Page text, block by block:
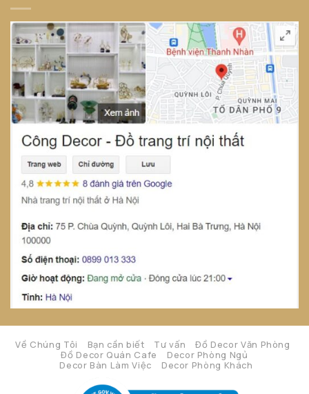
Về Chúng Tôi Bạn cần biết Tư vấn
Đồ Decor Văn Phòng
Đồ Decor Quán Cafe
Decor Phòng Ngủ
Decor Bàn Làm Việc
Decor Phòng Khách